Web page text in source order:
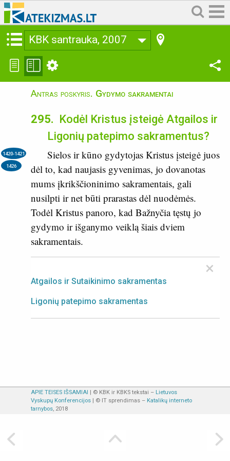
KBK santrauka, 2007
Antras poskyris. Gydymo sakramentai
295. Kodėl Kristus įsteigė Atgailos ir
Ligonių patepimo sakramentus?
1420-1421
1426
Sielos ir kūno gydytojas Kristus įsteigė juos
dėl to, kad naujasis gyvenimas, jo dovanotas
mums įkrikščioninimo sakramentais, gali
nusilpti ir net būti prarastas dėl nuodėmės.
Todėl Kristus panoro, kad Bažnyčia tęstų jo
gydymo ir išganymo veiklą šiais dviem
sakramentais.
×
Atgailos ir Sutaikinimo sakramentas
Ligonių patepimo sakramentas
APIE TEISES IŠSAMIAI | © KBK ir KBKS tekstai – Lietuvos
Vyskupų Konferencijos | © IT sprendimas – Katalikų interneto
tarnybos, 2018